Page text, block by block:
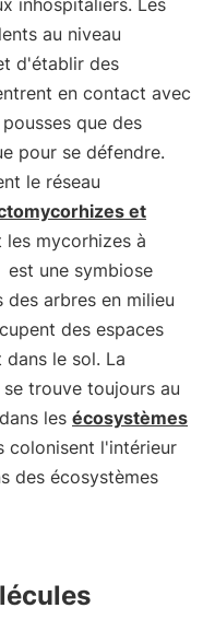
inhospitaliers. Les
au niveau
d'établir des
en contact avec
que des
pour se défendre.
le réseau
et
les mycorhizes à
est une symbiose
des arbres en milieu
des espaces
le sol. La
se trouve toujours au
les écosystèmes
colonisent l'intérieur
des écosystèmes